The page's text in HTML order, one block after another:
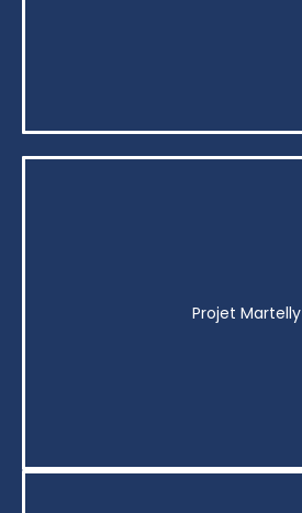
Projet Martelly